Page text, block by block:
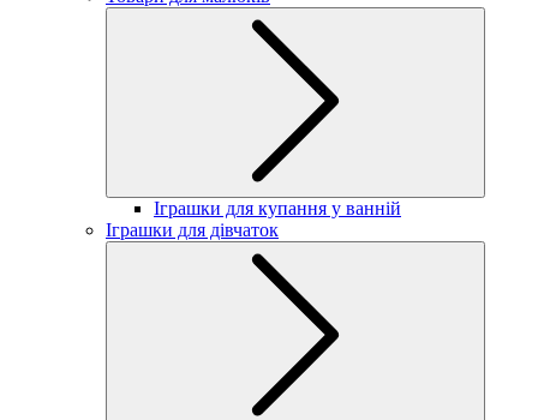
Іграшки для купання у ванній
Іграшки для дівчаток